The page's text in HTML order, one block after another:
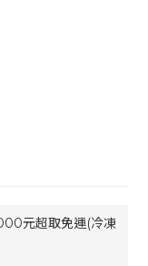
元超取免運(冷凍